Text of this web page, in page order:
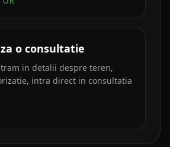
o consultatie
in detalii despre teren,
intra direct in consultatia